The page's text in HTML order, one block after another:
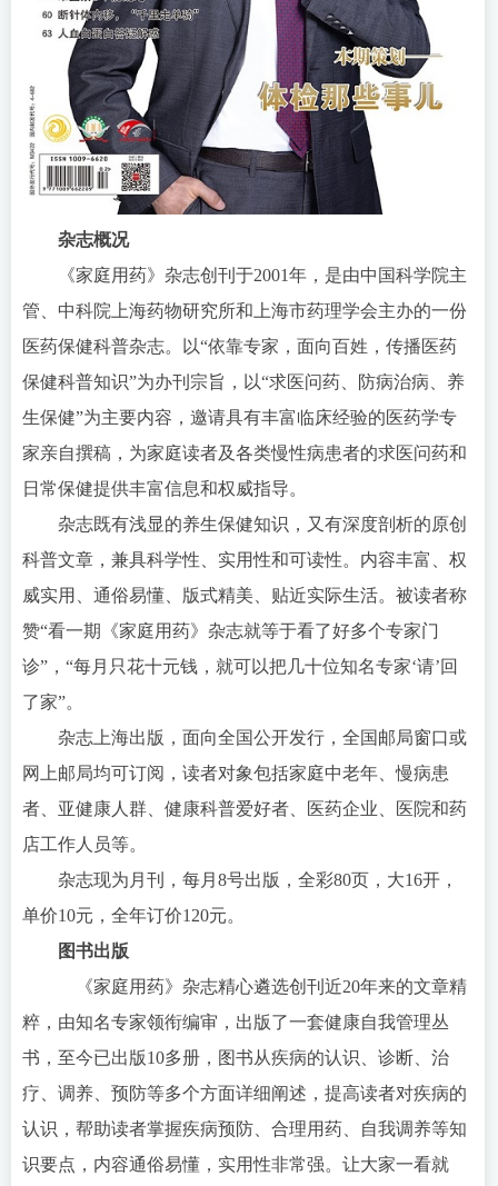
杂志概况
《家庭用药》杂志创刊于2001年，是由中国科学院主
管、中科院上海药物研究所和上海市药理学会主办的一份
医药保健科普杂志。以“依靠专家，面向百姓，传播医药
保健科普知识”为办刊宗旨，以“求医问药、防病治病、养
生保健”为主要内容，邀请具有丰富临床经验的医药学专
家亲自撰稿，为家庭读者及各类慢性病患者的求医问药和
日常保健提供丰富信息和权威指导。
杂志既有浅显的养生保健知识，又有深度剖析的原创
科普文章，兼具科学性、实用性和可读性。内容丰富、权
威实用、通俗易懂、版式精美、贴近实际生活。被读者称
赞“看一期《家庭用药》杂志就等于看了好多个专家门
诊”，“每月只花十元钱，就可以把几十位知名专家‘请’回
了家”。
杂志上海出版，面向全国公开发行，全国邮局窗口或
网上邮局均可订阅，读者对象包括家庭中老年、慢病患
者、亚健康人群、健康科普爱好者、医药企业、医院和药
店工作人员等。
杂志现为月刊，每月8号出版，全彩80页，大16开，
单价10元，全年订价120元。
图书出版
《家庭用药》杂志精心遴选创刊近20年来的文章精
粹，由知名专家领衔编审，出版了一套健康自我管理丛
书，至今已出版10多册，图书从疾病的认识、诊断、治
疗、调养、预防等多个方面详细阐述，提高读者对疾病的
认识，帮助读者掌握疾病预防、合理用药、自我调养等知
识要点，内容通俗易懂，实用性非常强。让大家一看就